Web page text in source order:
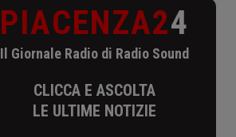
PIACENZA24
Il Giornale Radio di Radio Sound
CLICCA E ASCOLTA
LE ULTIME NOTIZIE